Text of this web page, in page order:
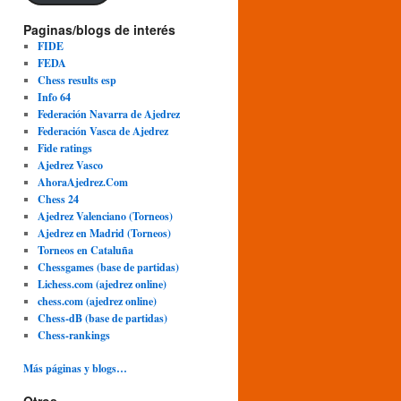
Paginas/blogs de interés
FIDE
FEDA
Chess results esp
Info 64
Federación Navarra de Ajedrez
Federación Vasca de Ajedrez
Fide ratings
Ajedrez Vasco
AhoraAjedrez.Com
Chess 24
Ajedrez Valenciano (Torneos)
Ajedrez en Madrid (Torneos)
Torneos en Cataluña
Chessgames (base de partidas)
Lichess.com (ajedrez online)
chess.com (ajedrez online)
Chess-dB (base de partidas)
Chess-rankings
Más páginas y blogs…